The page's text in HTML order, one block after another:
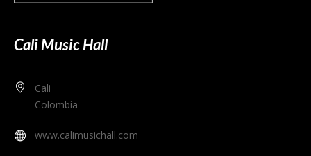
Cali Music Hall
Cali
Colombia
www.calimusichall.com